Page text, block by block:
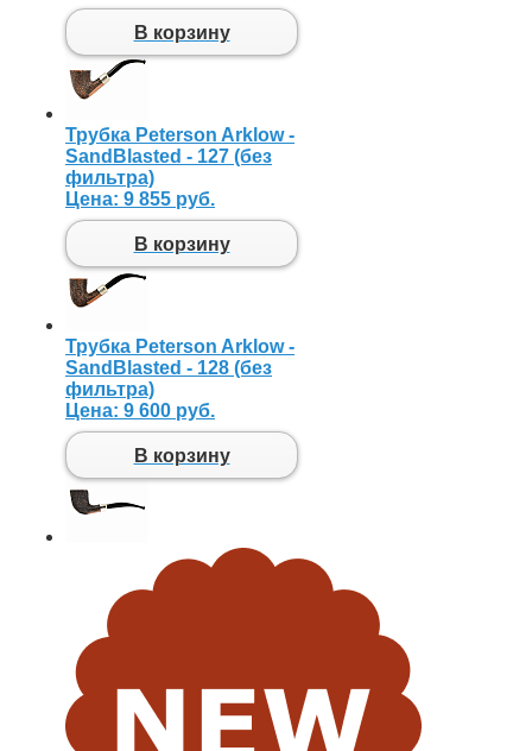
В корзину
Трубка Peterson Arklow -
SandBlasted - 127 (без
фильтра)
Цена: 9 855 руб.
В корзину
Трубка Peterson Arklow -
SandBlasted - 128 (без
фильтра)
Цена: 9 600 руб.
В корзину